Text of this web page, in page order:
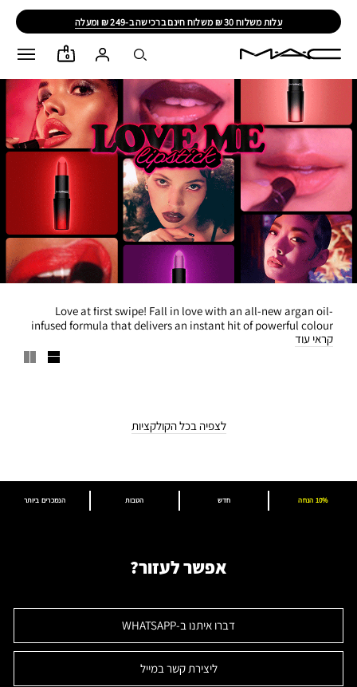
עלות משלוח 30 ₪ משלוח חינם ברכישה ב-249 ₪ ומעלה
0
Love at first swipe! Fall in love with an all-new argan oil-
infused formula that delivers an instant hit of powerful colour
and all-day moisture. With a weightless feel and satin-soft
קראי עוד
לצפיה בכל הקולקציות
הנמכרים ביותר הטבות חדש 10% הנחה
אפשר לעזור?
דברו איתנו ב-WHATSAPP
ליצירת קשר במייל